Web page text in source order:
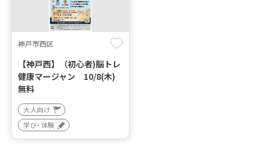
神戸市西区
【神戸西】（初心者)脳トレ
健康マージャン 10/8(木)
無料
大人向け
学び・体験